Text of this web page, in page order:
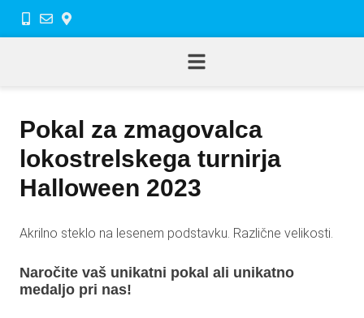
Pokal za zmagovalca
lokostrelskega turnirja
Halloween 2023
Akrilno steklo na lesenem podstavku. Različne velikosti.
Naročite vaš unikatni pokal ali unikatno
medaljo pri nas!